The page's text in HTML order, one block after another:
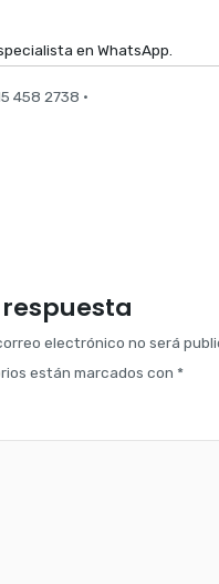
en WhatsApp.
458 2738 ·
electrónico no será
están marcados con *